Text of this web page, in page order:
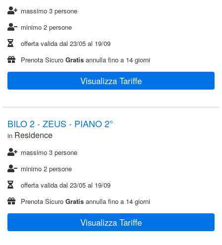
massimo 3 persone
minimo 2 persone
offerta valida dal 23/05 al 19/09
Prenota Sicuro Gratis annulla fino a 14 giorni
Visualizza Tariffe
BILO 2 - ZEUS - PIANO 2°
in Residence
massimo 3 persone
minimo 2 persone
offerta valida dal 23/05 al 19/09
Prenota Sicuro Gratis annulla fino a 14 giorni
Visualizza Tariffe